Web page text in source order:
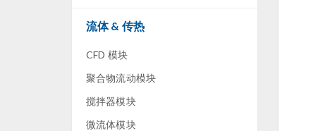
流体 & 传热
CFD 模块
聚合物流动模块
搅拌器模块
微流体模块